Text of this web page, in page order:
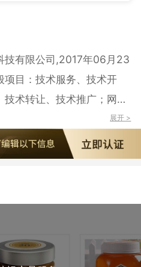
技有限公司,2017年06月23
项目：技术服务、技术开
术转让、技术推广；网络
网络与信息安全软件开发；
广告制作【分支机构经
售；电子产品销售；日用
品销售；美发饰品销售；
器人销售；工业机器人销
除销售需要许可的商
项目外，凭营业执照依法自
展开 >